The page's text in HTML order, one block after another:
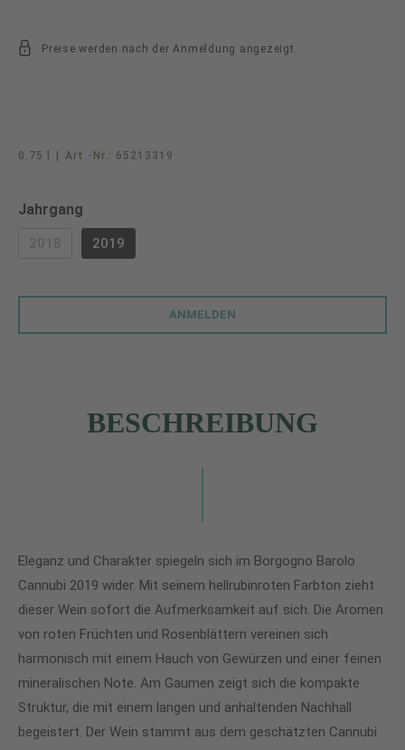
Preise werden nach der Anmeldung angezeigt.
0.75 l Art.-Nr.: 65213319
Jahrgang
(DIESE OPTION IST ZURZEIT NICHT VERFÜGBAR.)
2019
ANMELDEN
BESCHREIBUNG
Eleganz und Charakter spiegeln sich im Borgogno Barolo
Cannubi 2019 wider. Mit seinem hellrubinroten Farbton zieht
dieser Wein sofort die Aufmerksamkeit auf sich. Die Aromen
von roten Früchten und Rosenblättern vereinen sich
harmonisch mit einem Hauch von Gewürzen und einer feinen
mineralischen Note. Am Gaumen zeigt sich die kompakte
Struktur, die mit einem langen und anhaltenden Nachhall
begeistert. Der Wein stammt aus dem geschätzten Cannubi